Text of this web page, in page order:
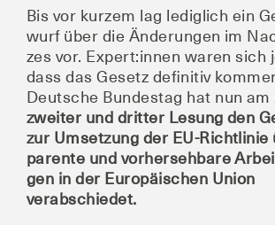
Bis vor kur­zem lag ledig­lich ein
wurf über die Ände­run­gen im
zes vor. Expert:innen waren sich
dass das Gesetz defi­ni­tiv
Deut­sche Bun­des­tag hat nun am
zwei­ter und drit­ter Lesung den
zur Umset­zung der EU-
pa­ren­te und vor­her­seh­ba­re
gen in der Euro­päi­schen Uni­on
verabschiedet.